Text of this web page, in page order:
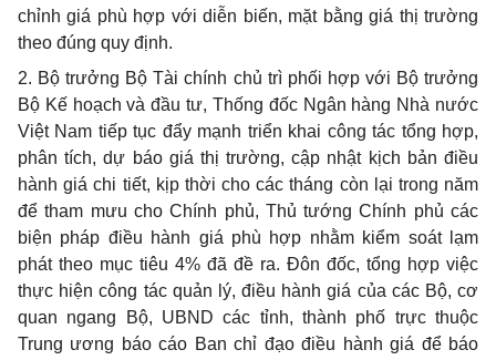
chỉnh giá phù hợp với diễn biến, mặt bằng giá thị trường
theo đúng quy định.
2. Bộ trưởng Bộ Tài chính chủ trì phối hợp với Bộ trưởng
Bộ Kế hoạch và đầu tư, Thống đốc Ngân hàng Nhà nước
Việt Nam tiếp tục đẩy mạnh triển khai công tác tổng hợp,
phân tích, dự báo giá thị trường, cập nhật kịch bản điều
hành giá chi tiết, kịp thời cho các tháng còn lại trong năm
để tham mưu cho Chính phủ, Thủ tướng Chính phủ các
biện pháp điều hành giá phù hợp nhằm kiểm soát lạm
phát theo mục tiêu 4% đã đề ra. Đôn đốc, tổng hợp việc
thực hiện công tác quản lý, điều hành giá của các Bộ, cơ
quan ngang Bộ, UBND các tỉnh, thành phố trực thuộc
Trung ương báo cáo Ban chỉ đạo điều hành giá để báo